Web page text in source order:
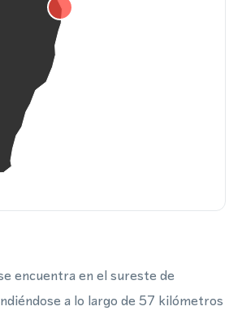
encuentra en el sureste de
a lo largo de 57 kilómetros